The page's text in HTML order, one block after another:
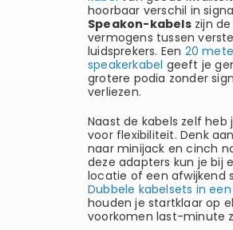
hoorbaar verschil in
Speakon-kabelszijn de
vermogens tussen
luidsprekers. Een 20
speakerkabel geeft je
grotere podia zonder
verliezen.
Naast de kabels zelf heb
voor flexibiliteit. Denk aan
naar minijack en cinch
deze adapters kun je bij
locatie of een afwijkend
Dubbele kabelsets in
houden je startklaar op
voorkomen last-minute